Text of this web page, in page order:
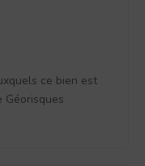
ce bien est
Géorisques